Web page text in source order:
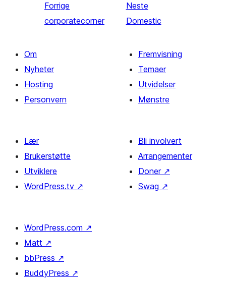
Forrige
corporatecorner
Neste
Domestic
Om
Nyheter
Hosting
Personvern
Fremvisning
Temaer
Utvidelser
Mønstre
Lær
Brukerstøtte
Utviklere
WordPress.tv ↗
Bli involvert
Arrangementer
Doner ↗
Swag ↗
WordPress.com ↗
Matt ↗
bbPress ↗
BuddyPress ↗